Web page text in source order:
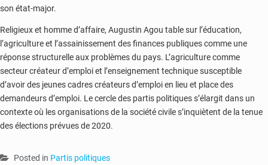
son état-major.
Religieux et homme d’affaire, Augustin Agou table sur l’éducation,
l’agriculture et l’assainissement des finances publiques comme une
réponse structurelle aux problèmes du pays. L’agriculture comme
secteur créateur d’emploi et l’enseignement technique susceptible
d’avoir des jeunes cadres créateurs d’emploi en lieu et place des
demandeurs d’emploi. Le cercle des partis politiques s’élargit dans un
contexte où les organisations de la société civile s’inquiètent de la tenue
des élections prévues de 2020.
Posted in Partis politiques